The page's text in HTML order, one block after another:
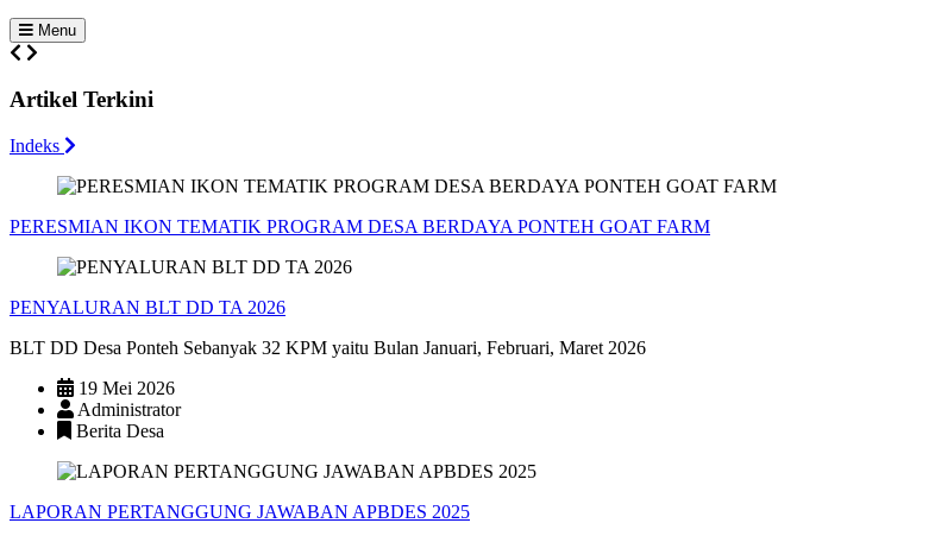
Menu
Artikel Terkini
Indeks
PERESMIAN IKON TEMATIK PROGRAM DESA BERDAYA PONTEH GOAT FARM
PENYALURAN BLT DD TA 2026
BLT DD Desa Ponteh Sebanyak 32 KPM yaitu Bulan Januari, Februari, Maret 2026
19 Mei 2026
Administrator
Berita Desa
LAPORAN PERTANGGUNG JAWABAN APBDES 2025